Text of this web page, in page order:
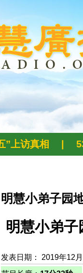
”上访真相
明慧小弟子园
明慧小弟
发表日期： 2019年12